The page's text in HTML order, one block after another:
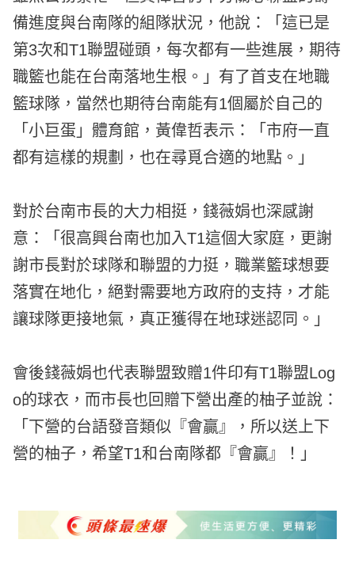
備進度與台南隊的組隊狀況，他說：「這已是
第3次和T1聯盟碰頭，每次都有一些進展，期待
職籃也能在台南落地生根。」有了首支在地職
籃球隊，當然也期待台南能有1個屬於自己的
「小巨蛋」體育館，黃偉哲表示：「市府一直
都有這樣的規劃，也在尋覓合適的地點。」
對於台南市長的大力相挺，錢薇娟也深感謝
意：「很高興台南也加入T1這個大家庭，更謝
謝市長對於球隊和聯盟的力挺，職業籃球想要
落實在地化，絕對需要地方政府的支持，才能
讓球隊更接地氣，真正獲得在地球迷認同。」
會後錢薇娟也代表聯盟致贈1件印有T1聯盟Log
o的球衣，而市長也回贈下營出產的柚子並說：
「下營的台語發音類似『會贏』，所以送上下
營的柚子，希望T1和台南隊都『會贏』！」